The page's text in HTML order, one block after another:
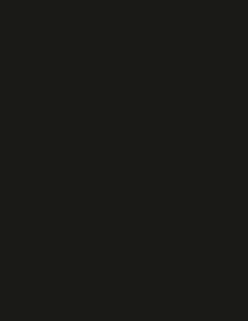
indicava, mas não tinha o aval
de esportes da Rádio